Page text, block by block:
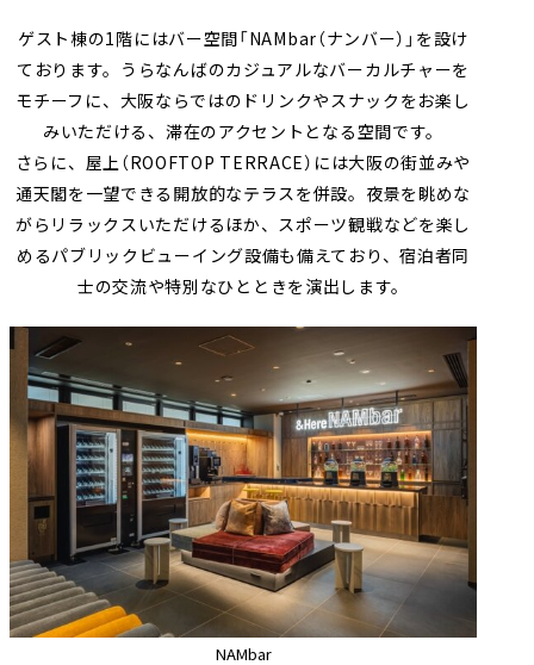
ゲスト棟の1階にはバー空間「NAMbar（ナンバー）」を設け
ております。うらなんばのカジュアルなバーカルチャーを
モチーフに、大阪ならではのドリンクやスナックをお楽し
みいただける、滞在のアクセントとなる空間です。
さらに、屋上（ROOFTOP TERRACE）には大阪の街並みや
通天閣を一望できる開放的なテラスを併設。夜景を眺めな
がらリラックスいただけるほか、スポーツ観戦などを楽し
めるパブリックビューイング設備も備えており、宿泊者同
士の交流や特別なひとときを演出します。
NAMbar